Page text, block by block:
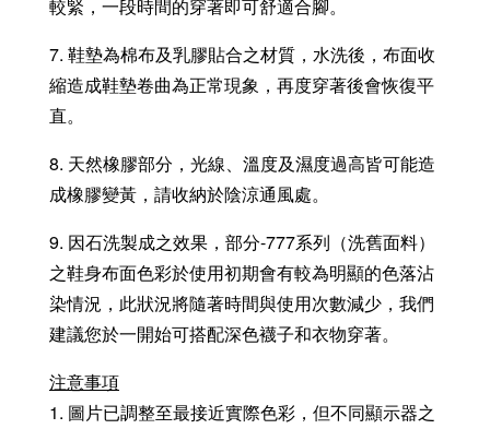
較緊，一段時間的穿著即可舒適合腳。
7. 鞋墊為棉布及乳膠貼合之材質，水洗後，布面收
縮造成鞋墊卷曲為正常現象，再度穿著後會恢復平
直。
8. 天然橡膠部分，光線、溫度及濕度過高皆可能造
成橡膠變黃，請收納於陰涼通風處。
9. 因石洗製成之效果，部分-777系列（洗舊面料）
之鞋身布面色彩於使用初期會有較為明顯的色落沾
染情況，此狀況將隨著時間與使用次數減少，我們
建議您於一開始可搭配深色襪子和衣物穿著。
注意事項
1. 圖片已調整至最接近實際色彩，但不同顯示器之